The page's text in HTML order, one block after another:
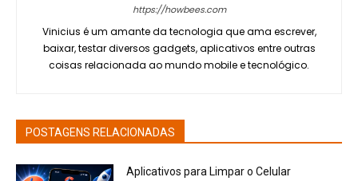
https://howbees.com
Vinicius é um amante da tecnologia que ama escrever,
baixar, testar diversos gadgets, aplicativos entre outras
coisas relacionada ao mundo mobile e tecnológico.
POSTAGENS RELACIONADAS
Aplicativos para Limpar o Celular